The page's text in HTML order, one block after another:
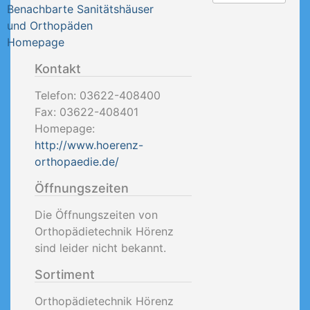
Benachbarte Sanitätshäuser
und Orthopäden
Homepage
Kontakt
Telefon: 03622-408400
Fax: 03622-408401
Homepage:
http://www.hoerenz-
orthopaedie.de/
Öffnungszeiten
Die Öffnungszeiten von
Orthopädietechnik Hörenz
sind leider nicht bekannt.
Sortiment
Orthopädietechnik Hörenz